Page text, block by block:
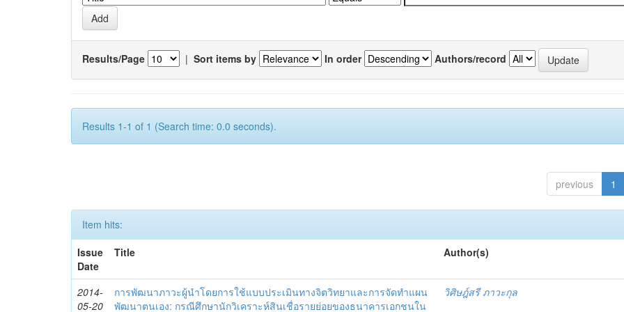
Results/Page | Sort items by In order Authors/record
Results 1-1 of 1 (Search time: 0.0 seconds).
previous 1
Item hits:
Issue
Date
Title Author(s)
2014-
05-20
การพัฒนาภาวะผู้นำโดยการใช้แบบประเมินทางจิตวิทยาและการจัดทำแผน
พัฒนาตนเอง: กรณีศึกษานักวิเคราะห์สินเชื่อรายย่อยของธนาคารเอกชนใน
วิศิษฎ์สรี ภาวะกุล